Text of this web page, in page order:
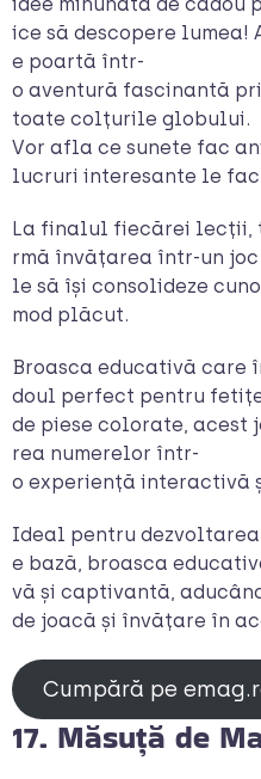
ice să descopere
e poartă într-
o aventură fascinantă
toate colțurile globului.
Vor afla ce sunete fac
lucruri interesante le
La finalul fiecărei lecții,
rmă învățarea într-un
le să își consolideze
mod plăcut.
Broasca educativă care
doul perfect pentru
de piese colorate, acest
rea numerelor într-
o experiență interactivă
Ideal pentru
e bază, broasca
vă și captivantă,
de joacă și învățare în
Cumpără pe
17. Măsuță de